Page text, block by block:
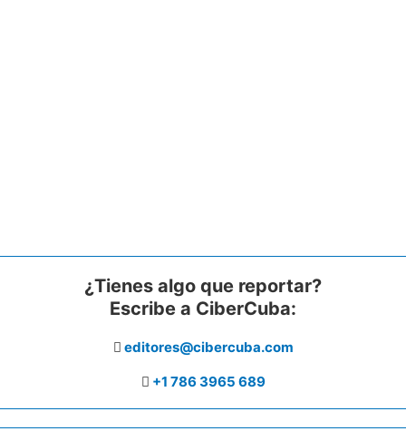
¿Tienes algo que reportar?
Escribe a CiberCuba:
editores@cibercuba.com
+1 786 3965 689